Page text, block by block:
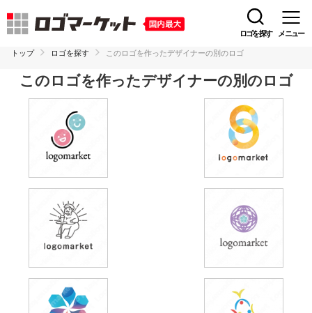
ロゴを探す メニュー
トップ ロゴを探す このロゴを作ったデザイナーの別のロゴ
このロゴを作ったデザイナーの別のロゴ